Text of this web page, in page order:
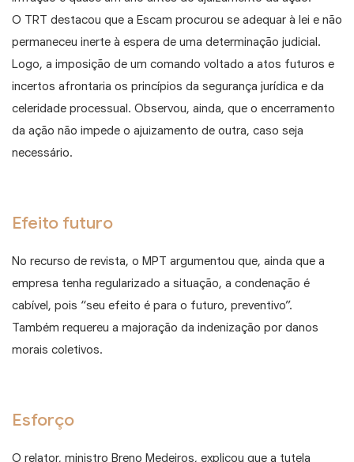
O TRT destacou que a Escam procurou se adequar à lei e não
permaneceu inerte à espera de uma determinação judicial.
Logo, a imposição de um comando voltado a atos futuros e
incertos afrontaria os princípios da segurança jurídica e da
celeridade processual. Observou, ainda, que o encerramento
da ação não impede o ajuizamento de outra, caso seja
necessário.
Efeito futuro
No recurso de revista, o MPT argumentou que, ainda que a
empresa tenha regularizado a situação, a condenação é
cabível, pois “seu efeito é para o futuro, preventivo”.
Também requereu a majoração da indenização por danos
morais coletivos.
Esforço
O relator, ministro Breno Medeiros, explicou que a tutela